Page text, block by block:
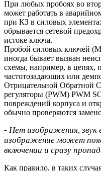
При любых пробоях во
может работать в
при КЗ в силовых
обрывается сетевой
истоке ключа.
Пробой силовых ключей
иногда бывает вызван
схемы, например, в
частотозадающих или
Отрицательной
регуляторы (PWM) PWM
повреждений корпуса и
обычно проверяются
- Нет изображения, звук
изображение может
включении и сразу
Как правило, в таких